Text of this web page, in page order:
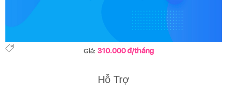
Giá:310.000 đ/tháng
Hỗ Trợ